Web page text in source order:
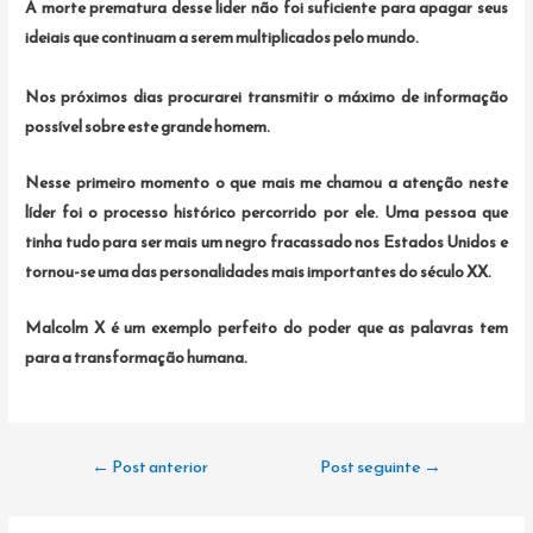
A morte prematura desse lider não foi suficiente para apagar seus
ideiais que continuam a serem multiplicados pelo mundo.
Nos próximos dias procurarei transmitir o máximo de informação
possível sobre este grande homem.
Nesse primeiro momento o que mais me chamou a atenção neste
líder foi o processo histórico percorrido por ele. Uma pessoa que
tinha tudo para ser mais um negro fracassado nos Estados Unidos e
tornou-se uma das personalidades mais importantes do século XX.
Malcolm X é um exemplo perfeito do poder que as palavras tem
para a transformação humana.
Navegação
← Post anterior Post seguinte →